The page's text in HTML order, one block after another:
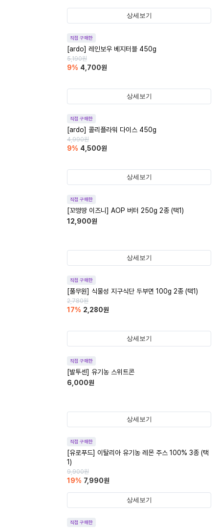
상세보기
직접 구매한
[ardo] 레인보우 베지터블 450g
5,190원
9% 4,700원
상세보기
직접 구매한
[ardo] 콜리플라워 다이스 450g
4,990원
9% 4,500원
상세보기
직접 구매한
[꼬떵땅 이즈니] AOP 버터 250g 2종 (택1)
12,900원
상세보기
직접 구매한
[풀무원] 식물성 지구식단 두부면 100g 2종 (택1)
2,780원
17% 2,280원
상세보기
직접 구매한
[발투센] 유기농 스위트콘
6,000원
상세보기
직접 구매한
[유로푸드] 이탈리아 유기농 레몬 주스 100% 3종 (택
1)
9,900원
19% 7,990원
상세보기
직접 구매한